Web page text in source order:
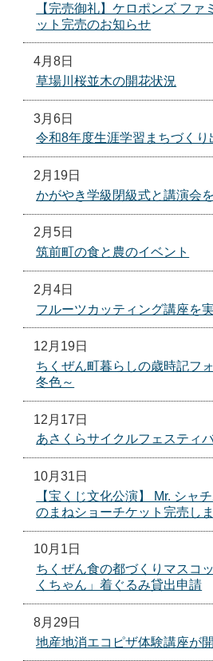
【完売御礼】ケロポンズ ファ
ット完売のお知らせ
4月8日
草場川桜並木の開花状況
3月6日
令和8年度生涯学習まちづくり
2月19日
かがやき学級閉級式と講演会
2月5日
筑前町の食と農のイベント
2月4日
フルーツカッティング講座を
12月19日
ちくぜん町暮らしの歳時記フ
冬色～
12月17日
あさくらサイクルフェスティ
10月31日
【宝くじ文化公演】 Mr. シャ
のまねショーチケット完売し
10月1日
ちくぜん食の都づくりマスコ
くちゃん」着ぐるみ貸出申請
8月29日
地産地消エコピザ体験講座が